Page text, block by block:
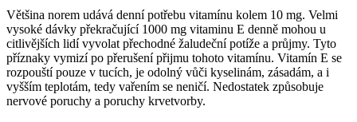
Většina norem udává denní potřebu vitamínu kolem 10 mg. Velmi
vysoké dávky překračující 1000 mg vitaminu E denně mohou u
citlivějších lidí vyvolat přechodné žaludeční potíže a průjmy. Tyto
příznaky vymizí po přerušení přijmu tohoto vitamínu. Vitamín E se
rozpouští pouze v tucích, je odolný vůči kyselinám, zásadám, a i
vyšším teplotám, tedy vařením se neničí. Nedostatek způsobuje
nervové poruchy a poruchy krvetvorby.